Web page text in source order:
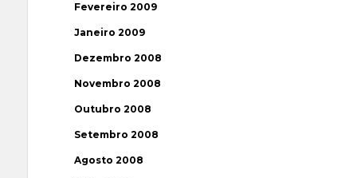
Fevereiro 2009
Janeiro 2009
Dezembro 2008
Novembro 2008
Outubro 2008
Setembro 2008
Agosto 2008